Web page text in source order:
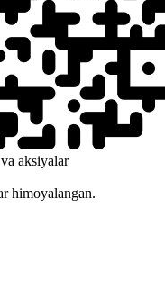
aksiyalar
himoyalangan.